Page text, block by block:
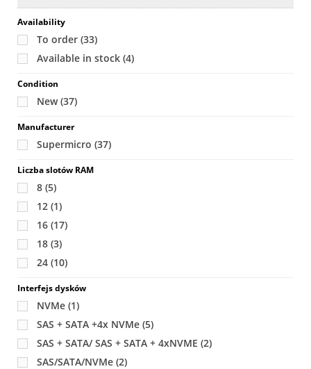
Availability
To order (33)
Available in stock (4)
Condition
New(37)
Manufacturer
Supermicro (37)
Liczba slotów RAM
8 (5)
12 (1)
16 (17)
18 (3)
24 (10)
Interfejs dysków
NVMe (1)
SAS + SATA +4x NVMe (5)
SAS + SATA/ SAS + SATA + 4xNVME (2)
SAS/SATA/NVMe (2)